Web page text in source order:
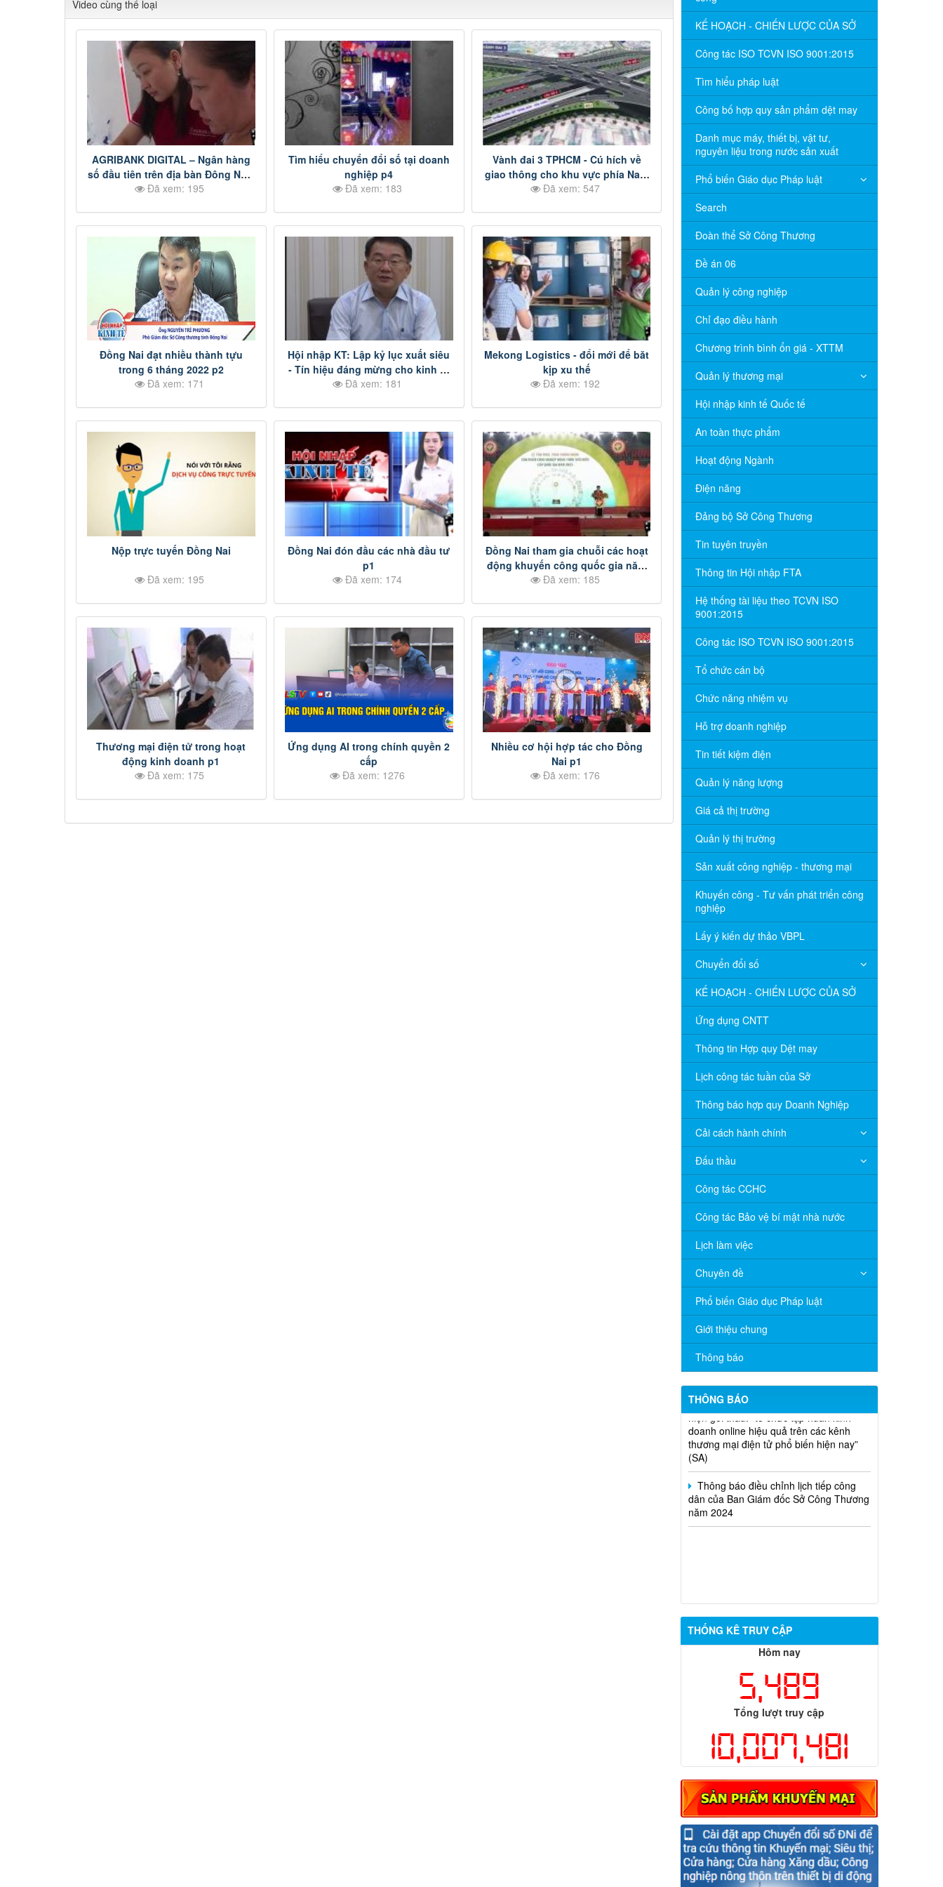
Video cùng thể loại
AGRIBANK DIGITAL – Ngân hàng
số đầu tiên trên địa bàn Đông Nam
Bộ p2
Đã xem: 195
Tìm hiểu chuyển đổi số tại doanh
nghiệp p4
Đã xem: 183
Vành đai 3 TPHCM - Cú hích về
giao thông cho khu vực phía Nam
p3
Đã xem: 547
Đồng Nai đạt nhiều thành tựu
trong 6 tháng 2022 p2
Đã xem: 171
Hội nhập KT: Lập kỷ lục xuất siêu
- Tín hiệu đáng mừng cho kinh tế
Đồng Nai p3
Đã xem: 181
Mekong Logistics - đổi mới để băt
kịp xu thế
Đã xem: 192
Nộp trực tuyến Đồng Nai
Đã xem: 195
Đồng Nai đón đầu các nhà đầu tư
p1
Đã xem: 174
Đồng Nai tham gia chuỗi các hoạt
động khuyến công quốc gia năm
2023 của Bộ Công thương tổ chức
Đã xem: 185
Thương mại điện tử trong hoạt
động kinh doanh p1
Đã xem: 175
Ứng dụng AI trong chính quyền 2
cấp
Đã xem: 1276
Nhiều cơ hội hợp tác cho Đồng
Nai p1
Đã xem: 176
KẾ HOẠCH - CHIẾN LƯỢC CỦA SỞ
Công tác ISO TCVN ISO 9001:2015
Tìm hiểu pháp luật
Công bố hợp quy sản phẩm dệt may
Danh mục máy, thiết bị, vật tư,
nguyên liệu trong nước sản xuất
Phổ biến Giáo dục Pháp luật
Search
Đoàn thể Sở Công Thương
Đề án 06
Quản lý công nghiệp
Chỉ đạo điều hành
Chương trình bình ổn giá - XTTM
Quản lý thương mại
Hội nhập kinh tế Quốc tế
An toàn thực phẩm
Hoạt động Ngành
Điện năng
Đảng bộ Sở Công Thương
Tin tuyên truyền
Thông tin Hội nhập FTA
Hệ thống tài liệu theo TCVN ISO
9001:2015
Công tác ISO TCVN ISO 9001:2015
Tổ chức cán bộ
Chức năng nhiệm vụ
Hỗ trợ doanh nghiệp
Tin tiết kiệm điện
Quản lý năng lượng
Giá cả thị trường
Quản lý thị trường
Sản xuất công nghiệp - thương mại
Khuyến công - Tư vấn phát triển công
nghiệp
Lấy ý kiến dự thảo VBPL
Chuyển đổi số
KẾ HOẠCH - CHIẾN LƯỢC CỦA SỞ
Ứng dụng CNTT
Thông tin Hợp quy Dệt may
Lịch công tác tuần của Sở
Thông báo hợp quy Doanh Nghiệp
Cải cách hành chính
Đấu thầu
Công tác CCHC
Công tác Bảo vệ bí mật nhà nước
Lịch làm việc
Chuyên đề
Phổ biến Giáo dục Pháp luật
Giới thiệu chung
Thông báo
THÔNG BÁO
V/v đề nghị báo cáo hệ thống phân
phối, nhãn hiệu hàng hóa và hoạt động
mua bán khí trên địa bàn tỉnh năm 2025
(nhắc lần 2).
Thông báo bán thanh lý tài sản công
theo hình thức chỉ định
Thông báo lựa chọn nhà thầu thực
hiện gói thầu: “tổ chức tập huấn kinh
doanh online hiệu quả trên các kênh
thương mại điện tử phổ biến hiện nay”
(SA)
Thông báo điều chỉnh lịch tiếp công
dân của Ban Giám đốc Sở Công Thương
năm 2024
THỐNG KÊ TRUY CẬP
Hôm nay
5,489
Tổng lượt truy cập
10,007,481